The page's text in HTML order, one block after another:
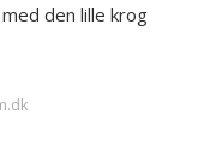
den lille krog